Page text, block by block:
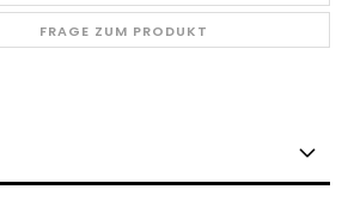
FRAGE ZUM PRODUKT